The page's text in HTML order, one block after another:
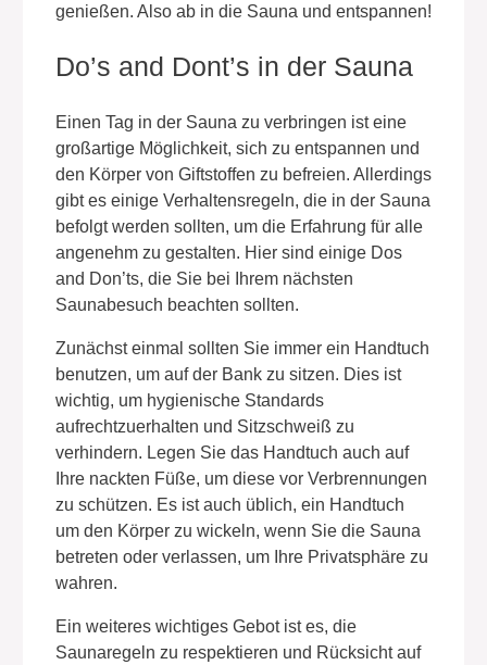
genießen. Also ab in die Sauna und entspannen!
Do’s and Dont’s in der Sauna
​Einen Tag in der Sauna zu verbringen ist eine
großartige Möglichkeit, sich zu entspannen und
den Körper von Giftstoffen zu befreien. Allerdings
gibt es einige Verhaltensregeln, die in der Sauna
befolgt werden sollten, um die Erfahrung für alle
angenehm zu gestalten. Hier sind einige Dos
and Don’ts, die Sie bei Ihrem nächsten
Saunabesuch beachten sollten.
Zunächst einmal sollten Sie immer ein Handtuch
benutzen, um auf der Bank zu sitzen. Dies ist
wichtig, um hygienische Standards
aufrechtzuerhalten und Sitzschweiß zu
verhindern. Legen Sie das Handtuch auch auf
Ihre nackten Füße, um diese vor Verbrennungen
zu schützen. Es ist auch üblich, ein Handtuch
um den Körper zu wickeln, wenn Sie die Sauna
betreten oder verlassen, um Ihre Privatsphäre zu
wahren.
Ein weiteres wichtiges Gebot ist es, die
Saunaregeln zu respektieren und Rücksicht auf